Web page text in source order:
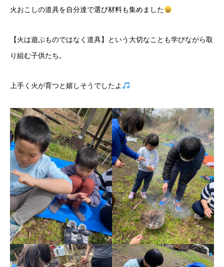
火おこしの道具を自分達で選び材料も集めました
【火は遊ぶものではなく道具】という大切なことも学びながら取
り組む子供たち。
上手く火が育つと嬉しそうでしたよ